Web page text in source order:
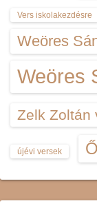
Vers iskolakezdésre
Weöres
Weöres
Zelk Zoltán
újévi versek